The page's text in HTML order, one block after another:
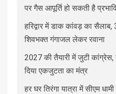
पर गैस आपूर्ति हो सकती है
हरिद्वार में डाक कांवड़ का
शिवभक्त गंगाजल लेकर रवाना
2027 की तैयारी में जुटी
दिया एकजुटता का मंत्र
हर घर तिरंगा यात्रा में सीएम